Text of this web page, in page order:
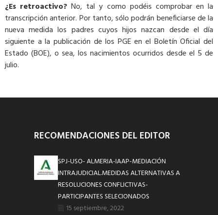
¿Es retroactivo?No, tal y como podéis comprobar en la
transcripción anterior. Por tanto, sólo podrán beneficiarse de la
nueva medida los padres cuyos hijos nazcan desde el día
siguiente a la publicación de los PGE en el Boletín Oficial del
Estado (BOE), o sea, los nacimientos ocurridos desde el 5 de
julio.
RECOMENDACIONES DEL EDITOR
SPJ-USO- ALMERIA-IAAP-MEDIACIÓN
INTRAJUDICIAL.MEDIDAS ALTERNATIVAS A
RESOLUCIONES CONFLICTIVAS-
PARTICIPANTES SELECIONADOS
15 septiembre, 2022